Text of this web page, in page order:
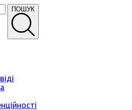
ПОШУК